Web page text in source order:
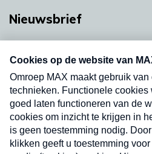
Nieuwsbrief
nieuwsbrief. Elke vrijdag-
uw mailbox.